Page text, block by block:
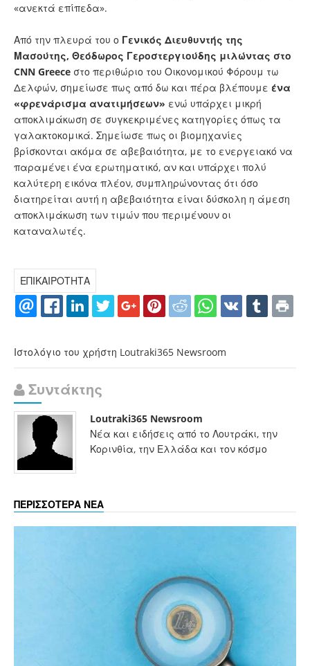
«ανεκτά επίπεδα».
Από την πλευρά του ο Γενικός Διευθυντής της
Μασούτης, Θεόδωρος Γεροστεργιούδης μιλώντας στο
CNN Greece στο περιθώριο του Οικονομικού Φόρουμ τω
Δελφών, σημείωσε πως από δω και πέρα βλέπουμε ένα
«φρενάρισμα ανατιμήσεων» ενώ υπάρχει μικρή
αποκλιμάκωση σε συγκεκριμένες κατηγορίες όπως τα
γαλακτοκομικά. Σημείωσε πως οι βιομηχανίες
βρίσκονται ακόμα σε αβεβαιότητα, με το ενεργειακό να
παραμένει ένα ερωτηματικό, αν και υπάρχει πολύ
καλύτερη εικόνα πλέον, συμπληρώνοντας ότι όσο
διατηρείται αυτή η αβεβαιότητα είναι δύσκολη η άμεση
αποκλιμάκωση των τιμών που περιμένουν οι
καταναλωτές.
ΕΠΙΚΑΙΡΟΤΗΤΑ
Ιστολόγιο του χρήστη Loutraki365 Newsroom
Συντάκτης
Loutraki365 Newsroom
Νέα και ειδήσεις από το Λουτράκι, την
Κορινθία, την Ελλάδα και τον κόσμο
ΠΕΡΙΣΣΟΤΕΡΑ ΝΕΑ